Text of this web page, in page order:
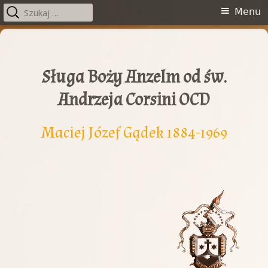
Przeskocz
Sługa Boży Anzelm od św.
Andrzeja Corsini OCD
Maciej Józef Gądek 1884-1969
Menu
główne
Menu
Szukaj: